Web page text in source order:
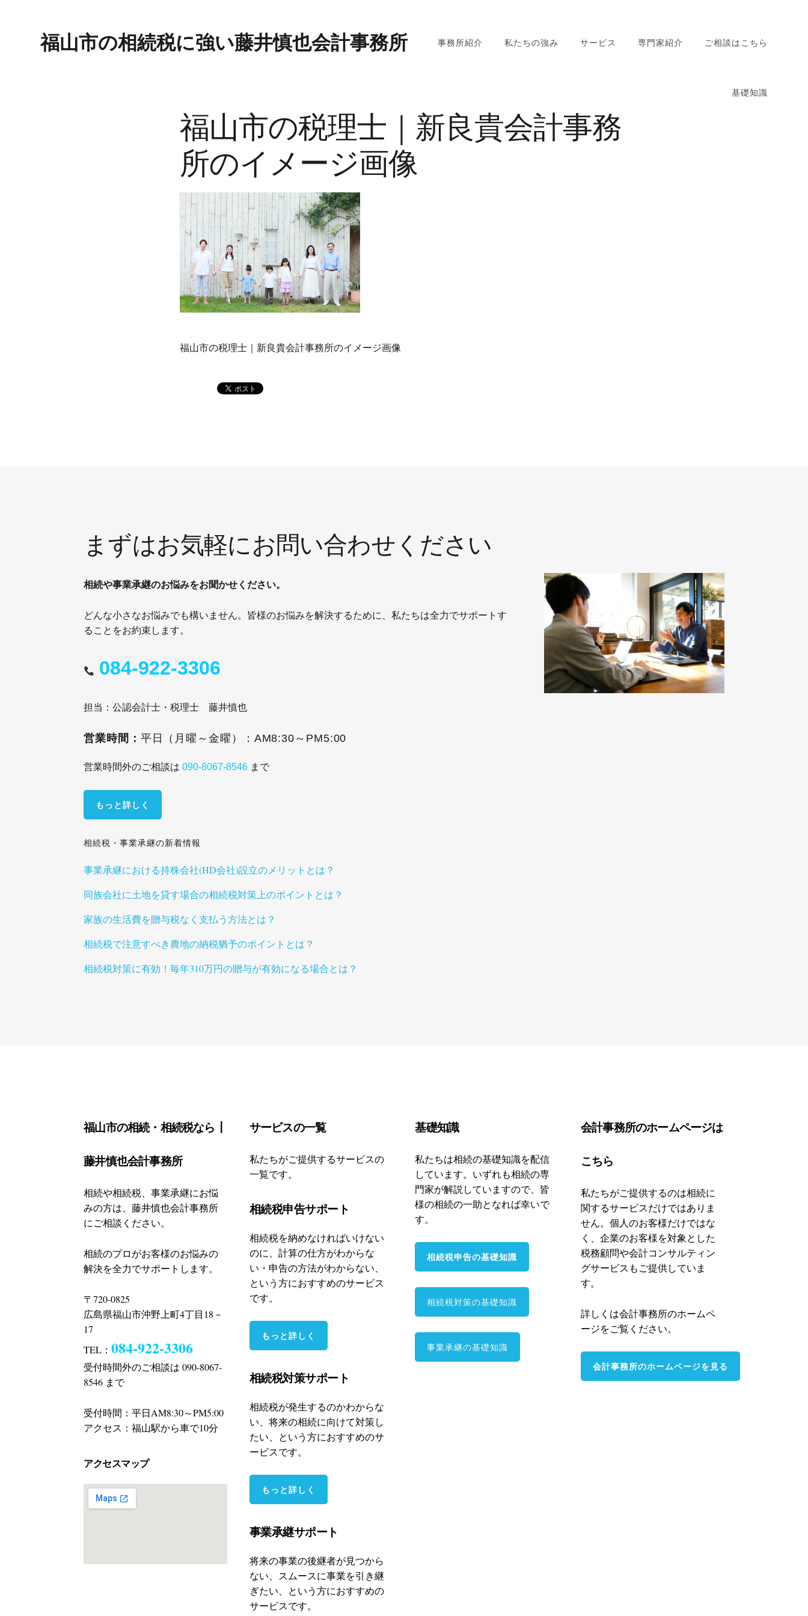
福山市の相続税に強い藤井慎也会計事務所 事務所紹介 私たちの強み サービス
事業承継サポート
専門家紹介 ご相談はこちら
基礎知識
福山市の税理士｜新良貴会計事務
所のイメージ画像
福山市の税理士｜新良貴会計事務所のイメージ画像
まずはお気軽にお問い合わせください
相続や事業承継のお悩みをお聞かせください。
どんな小さなお悩みでも構いません。皆様のお悩みを解決するために、私たちは全力でサポートす
ることをお約束します。
084-922-3306
担当：公認会計士・税理士 藤井慎也
営業時間： 平日（月曜～金曜）： AM8:30～PM5:00
営業時間外のご相談は090-8067-8546 まで
もっと詳しく
相続税・事業承継の新着情報
事業承継における持株会社(HD会社)設立のメリットとは？
同族会社に土地を貸す場合の相続税対策上のポイントとは？
家族の生活費を贈与税なく支払う方法とは？
相続税で注意すべき農地の納税猶予のポイントとは？
相続税対策に有効！毎年310万円の贈与が有効になる場合とは？
福山市の相続・相続税なら┃
藤井慎也会計事務所
相続や相続税、事業承継にお悩
みの方は、藤井慎也会計事務所
にご相談ください。
相続のプロがお客様のお悩みの
解決を全力でサポートします。
〒720-0825
広島県福山市沖野上町4丁目18－
17
TEL：084-922-3306
受付時間外のご相談は 090-8067-
8546 まで
受付時間：平日AM8:30～PM5:00
アクセス：福山駅から車で10分
アクセスマップ
サービスの一覧
私たちがご提供するサービスの
一覧です。
相続税申告サポート
相続税を納めなければいけない
のに、計算の仕方がわからな
い・申告の方法がわからない、
という方におすすめのサービス
です。
もっと詳しく
相続税対策サポート
相続税が発生するのかわからな
い、将来の相続に向けて対策し
たい、という方におすすめのサ
ービスです。
もっと詳しく
事業承継サポート
将来の事業の後継者が見つから
ない、スムースに事業を引き継
ぎたい、という方におすすめの
サービスです。
基礎知識
私たちは相続の基礎知識を配信
しています。いずれも相続の専
門家が解説していますので、皆
様の相続の一助となれば幸いで
す。
相続税申告の基礎知識
相続税対策の基礎知識
事業承継の基礎知識
会計事務所のホームページは
こちら
私たちがご提供するのは相続に
関するサービスだけではありま
せん。個人のお客様だけではな
く、企業のお客様を対象とした
税務顧問や会計コンサルティン
グサービスもご提供していま
す。
詳しくは会計事務所のホームペ
ージをご覧ください。
会計事務所のホームページを見る